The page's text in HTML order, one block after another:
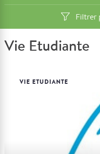
Filtrer
Vie Etudiante
VIE ETUDIANTE